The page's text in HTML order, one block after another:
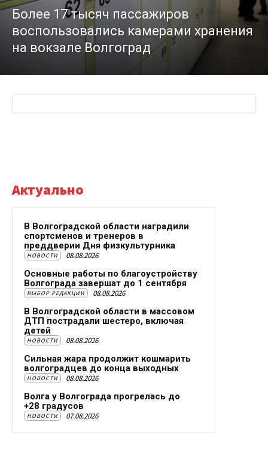
Более 17 тысяч пассажиров
воспользовались камерами хранения
на вокзале Волгоград
Актуально
В Волгоградской области наградили
спортсменов и тренеров в
преддверии Дня физкультурника
НОВОСТИ 08.08.2026
Основные работы по благоустройству
Волгограда завершат до 1 сентября
ВЫБОР РЕДАКЦИИ 08.08.2026
В Волгоградской области в массовом
ДТП пострадали шестеро, включая
детей
НОВОСТИ 08.08.2026
Сильная жара продолжит кошмарить
волгоградцев до конца выходных
НОВОСТИ 08.08.2026
Волга у Волгограда прогрелась до
+28 градусов
НОВОСТИ 07.08.2026